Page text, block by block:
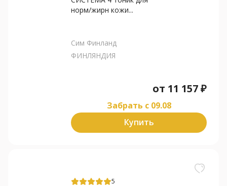
норм/жирн кожи...
Сим Финланд
ФИНЛЯНДИЯ
от 11 157₽
Забрать c 09.08
Купить
5